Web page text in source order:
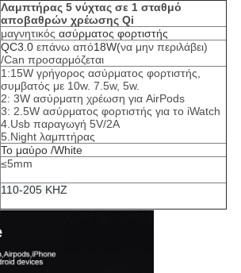
Λαμπτήρας 5 νύχτας σε 1 σταθμό
αποβαθρών χρέωσης Qi
μαγνητικός ασύρματος φορτιστής
QC3.0επάνω από18W(να μην περιλάβει)
/Can προσαρμόζεται
1:15W γρήγορος ασύρματος φορτιστής,
συμβατός με 10w. 7.5w, 5w.
2: 3W ασύρματη χρέωση για AirPods
3: 2.5W ασύρματος φορτιστής για το iWatch
4.Usb παραγωγή 5V/2A
5.Night λαμπτήρας
Το μαύρο /White
≤5mm
110-205 KHZ